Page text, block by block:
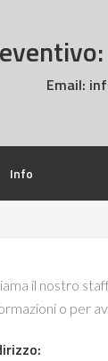
Email:
Info
il nostro
o per